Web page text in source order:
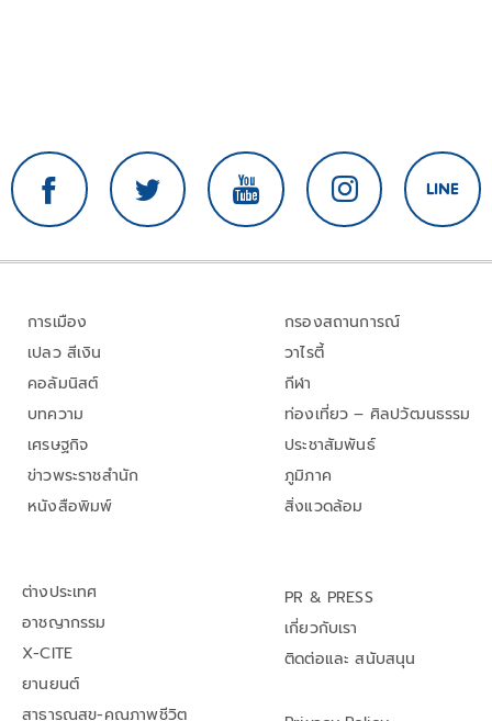
การเมือง
เปลว สีเงิน
คอลัมนิสต์
บทความ
เศรษฐกิจ
ข่าวพระราชสำนัก
หนังสือพิมพ์
กรองสถานการณ์
วาไรตี้
กีฬา
ท่องเที่ยว – ศิลปวัฒนธรรม
ประชาสัมพันธ์
ภูมิภาค
สิ่งแวดล้อม
ต่างประเทศ
อาชญากรรม
X-CITE
ยานยนต์
สาธารณสุข-คุณภาพชีวิต
PR & PRESS
เกี่ยวกับเรา
ติดต่อและ สนับสนุน